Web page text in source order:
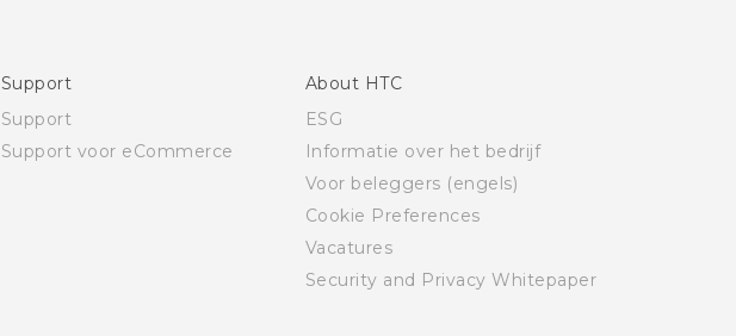
Support
Support
Support voor eCommerce
About HTC
ESG
Informatie over het bedrijf
Voor beleggers (engels)
Cookie Preferences
Vacatures
Security and Privacy Whitepaper